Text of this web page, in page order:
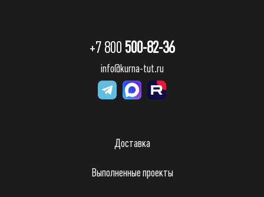
+7 800 500-82-36
info@kurna-tut.ru
Доставка
Выполненные проекты